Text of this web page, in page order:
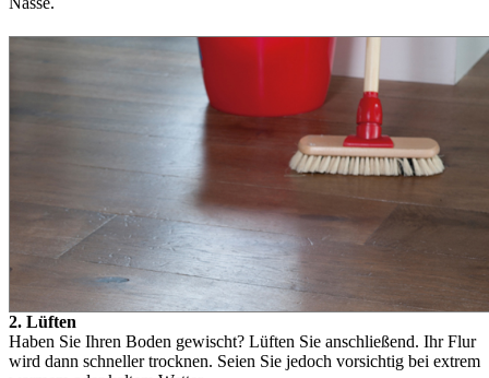
2. Lüften
Haben Sie Ihren Boden gewischt? Lüften Sie anschließend. Ihr Flur
wird dann schneller trocknen. Seien Sie jedoch vorsichtig bei extrem